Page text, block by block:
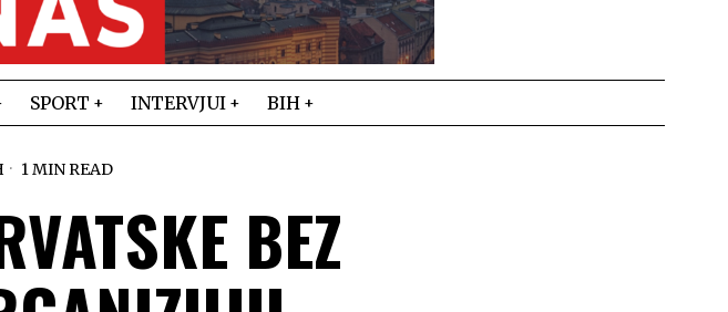
SPORT INTERVJUI BIH
1 MIN READ
BEZ